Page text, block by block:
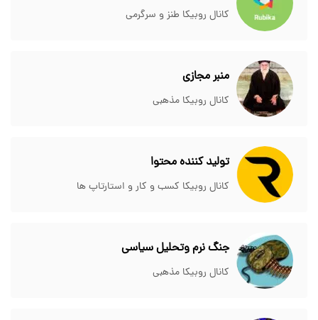
کانال روبیکا طنز و سرگرمی
منبر مجازی
کانال روبیکا مذهبی
تولید کننده محتوا
کانال روبیکا کسب و کار و استارتاپ ها
جنگ نرم وتحلیل سیاسی
کانال روبیکا مذهبی